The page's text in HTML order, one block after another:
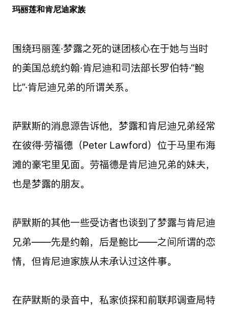
玛丽莲和肯尼迪家族
围绕玛丽莲·梦露之死的谜团核心在于她与当时
的美国总统约翰·肯尼迪和司法部长罗伯特·“鲍
比”·肯尼迪兄弟的所谓关系。
萨默斯的消息源告诉他，梦露和肯尼迪兄弟经常
在彼得·劳福德（Peter Lawford）位于马里布海
滩的豪宅里见面。劳福德是肯尼迪兄弟的妹夫，
也是梦露的朋友。
萨默斯的其他一些受访者也谈到了梦露与肯尼迪
兄弟——先是约翰，后是鲍比——之间所谓的恋
情，但肯尼迪家族从未承认过这件事。
在萨默斯的录音中，私家侦探和前联邦调查局特